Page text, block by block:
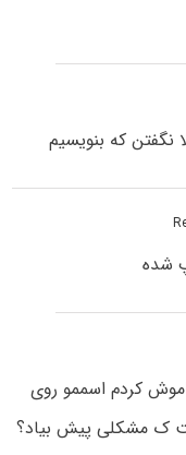
نگفتن که بنویسیم
شده
کردم اسممو روی
ک مشکلی پیش بیاد؟